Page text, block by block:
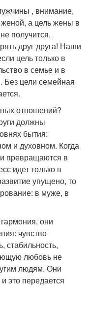
, внимание,
а цель жены в
получится.
друг друга! Наши
цель только в
в семье и в
Без цели семейная
отношений?
должны
бытия:
и духовном. Когда
превращаются в
идет только в
упущено, то
в муже, в
они
чувство
стабильность,
любовь не
людям. Они
это передается